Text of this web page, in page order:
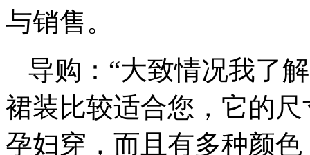
与销售。
导购：“大致情况我了
裙装比较适合您，它的
孕妇穿，而且有多种颜